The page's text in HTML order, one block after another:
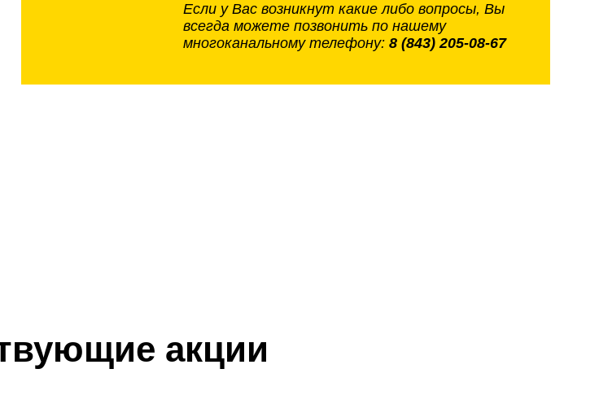
Если у Вас возникнут какие либо вопросы, Вы
всегда можете позвонить по нашему
многоканальному телефону: 8 (843) 205-08-67
акции